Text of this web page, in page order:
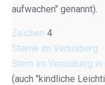
aufwachen" genannt).
Zeichen 4
Sterne im Venusberg
Stern im Venusberg
(auch "kindliche